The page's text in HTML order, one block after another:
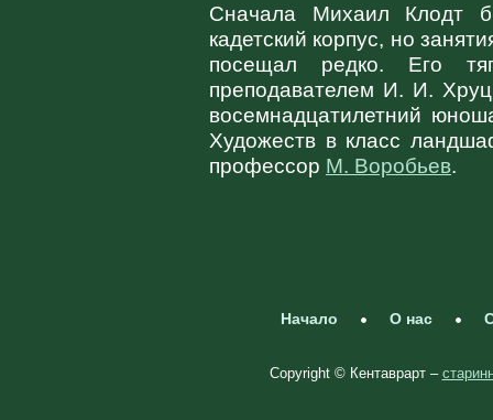
Сначала Михаил Клодт
кадетский корпус, но
посещал редко. Его
преподавателем И. И.
восемнадцатилетний
Художеств в класс
профессор М. Воробьев.
Начало О нас
Copyright © Кентаврарт –